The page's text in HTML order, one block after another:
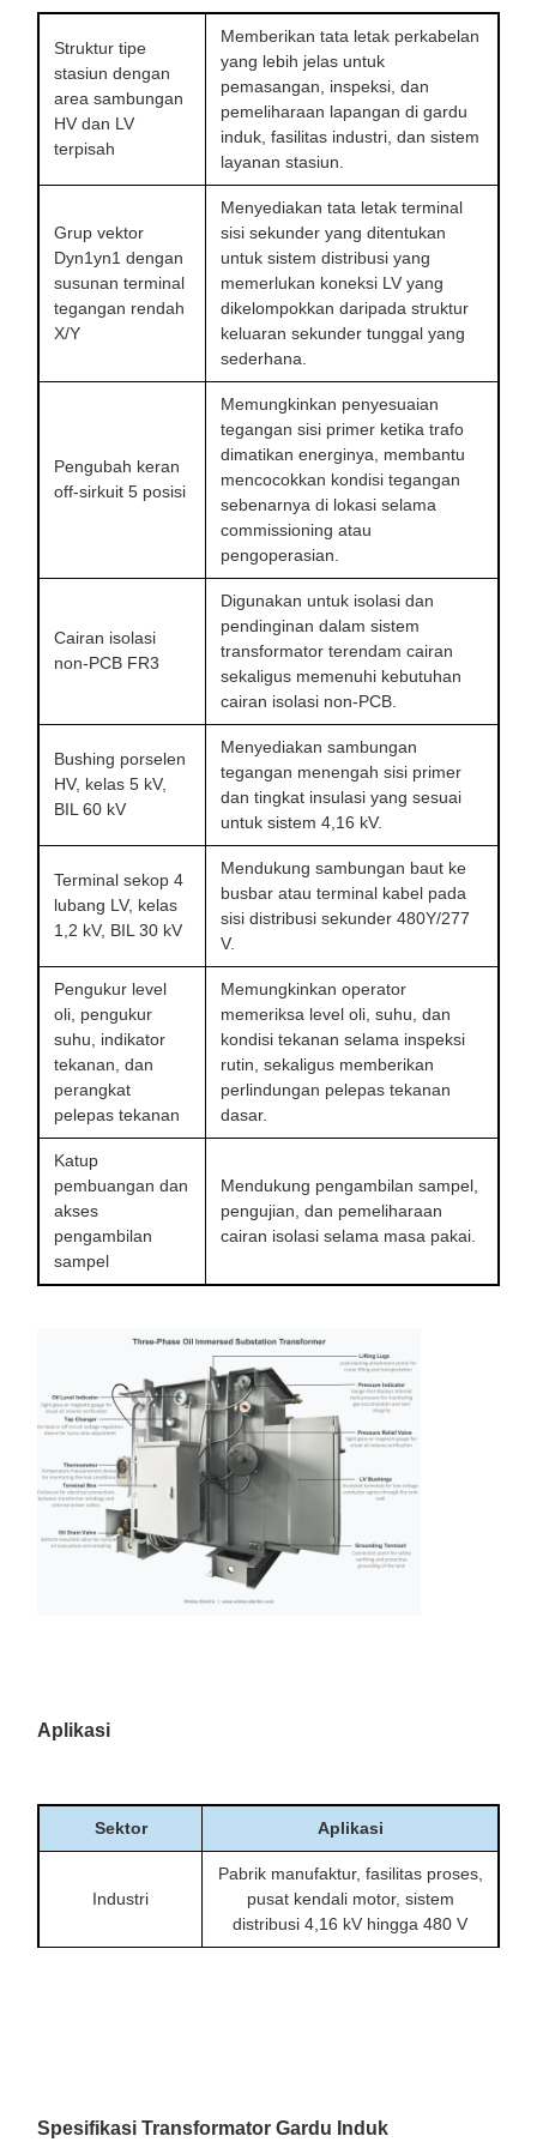
Struktur tipe
stasiun dengan
area sambungan
HV dan LV
terpisah
Memberikan tata letak perkabelan
yang lebih jelas untuk
pemasangan, inspeksi, dan
pemeliharaan lapangan di gardu
induk, fasilitas industri, dan sistem
layanan stasiun.
Grup vektor
Dyn1yn1 dengan
susunan terminal
tegangan rendah
X/Y
Menyediakan tata letak terminal
sisi sekunder yang ditentukan
untuk sistem distribusi yang
memerlukan koneksi LV yang
dikelompokkan daripada struktur
keluaran sekunder tunggal yang
sederhana.
Pengubah keran
off-sirkuit 5 posisi
Memungkinkan penyesuaian
tegangan sisi primer ketika trafo
dimatikan energinya, membantu
mencocokkan kondisi tegangan
sebenarnya di lokasi selama
commissioning atau
pengoperasian.
Cairan isolasi
non-PCB FR3
Digunakan untuk isolasi dan
pendinginan dalam sistem
transformator terendam cairan
sekaligus memenuhi kebutuhan
cairan isolasi non-PCB.
Bushing porselen
HV, kelas 5 kV,
BIL 60 kV
Menyediakan sambungan
tegangan menengah sisi primer
dan tingkat insulasi yang sesuai
untuk sistem 4,16 kV.
Terminal sekop 4
lubang LV, kelas
1,2 kV, BIL 30 kV
Mendukung sambungan baut ke
busbar atau terminal kabel pada
sisi distribusi sekunder 480Y/277
V.
Pengukur level
oli, pengukur
suhu, indikator
tekanan, dan
perangkat
pelepas tekanan
Memungkinkan operator
memeriksa level oli, suhu, dan
kondisi tekanan selama inspeksi
rutin, sekaligus memberikan
perlindungan pelepas tekanan
dasar.
Katup
pembuangan dan
akses
pengambilan
sampel
Mendukung pengambilan sampel,
pengujian, dan pemeliharaan
cairan isolasi selama masa pakai.
Aplikasi
Sektor Aplikasi
Industri
Pabrik manufaktur, fasilitas proses,
pusat kendali motor, sistem
distribusi 4,16 kV hingga 480 V
V
Spesifikasi Transformator Gardu Induk